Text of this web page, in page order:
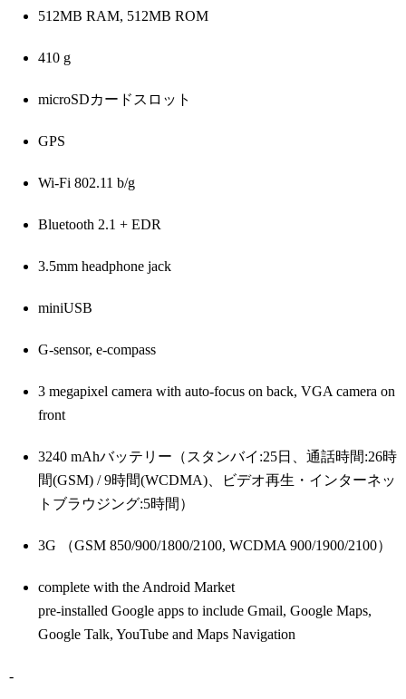
512MB RAM, 512MB ROM
410 g
microSDカードスロット
GPS
Wi-Fi 802.11 b/g
Bluetooth 2.1 + EDR
3.5mm headphone jack
miniUSB
G-sensor, e-compass
3 megapixel camera with auto-focus on back, VGA camera on
front
3240 mAhバッテリー（スタンバイ:25日、通話時間:26時
間(GSM) / 9時間(WCDMA)、ビデオ再生・インターネッ
トブラウジング:5時間）
3G （GSM 850/900/1800/2100, WCDMA 900/1900/2100）
complete with the Android Market
pre-installed Google apps to include Gmail, Google Maps,
Google Talk, YouTube and Maps Navigation
-